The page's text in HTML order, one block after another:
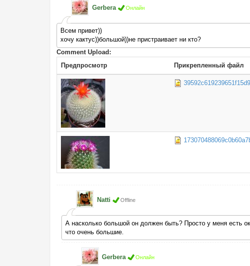
Gerbera Онлайн
Всем привет))
хочу кактус))большой))не пристраивает ни кто?
Comment Upload:
Предпросмотр
Прикрепленный файл
Natti Offline
А насколько большой он должен быть? Просто у меня есть
что очень большие.
Gerbera Онлайн